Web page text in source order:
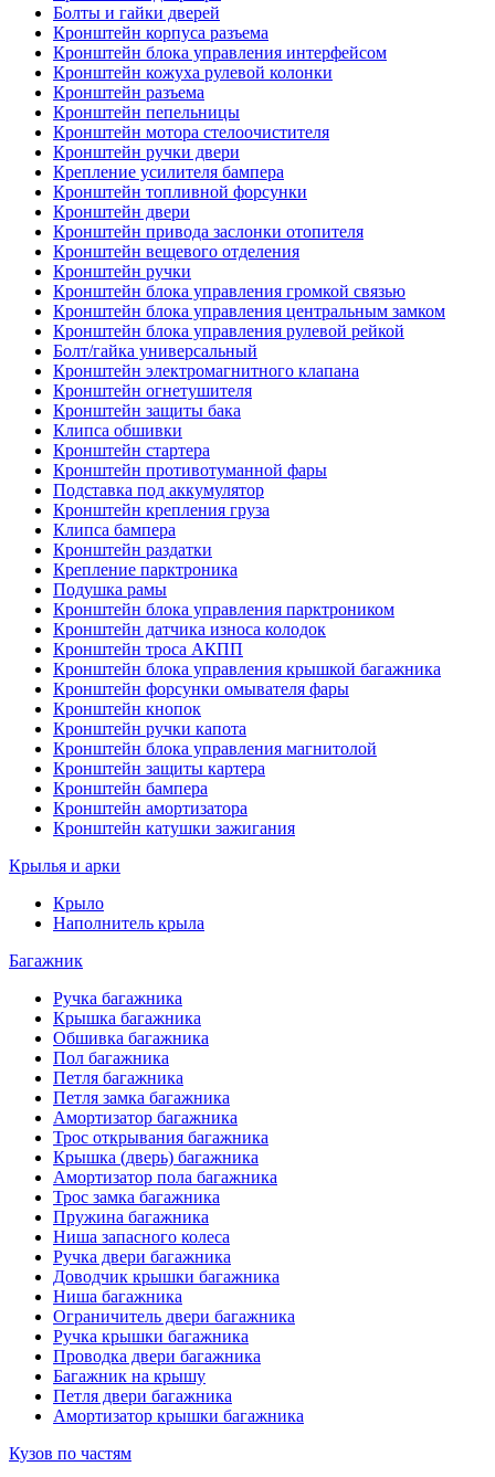
Болты и гайки дверей
Кронштейн корпуса разъема
Кронштейн блока управления интерфейсом
Кронштейн кожуха рулевой колонки
Кронштейн разъема
Кронштейн пепельницы
Кронштейн мотора стелоочистителя
Кронштейн ручки двери
Крепление усилителя бампера
Кронштейн топливной форсунки
Кронштейн двери
Кронштейн привода заслонки отопителя
Кронштейн вещевого отделения
Кронштейн ручки
Кронштейн блока управления громкой связью
Кронштейн блока управления центральным замком
Кронштейн блока управления рулевой рейкой
Болт/гайка универсальный
Кронштейн электромагнитного клапана
Кронштейн огнетушителя
Кронштейн защиты бака
Клипса обшивки
Кронштейн стартера
Кронштейн противотуманной фары
Подставка под аккумулятор
Кронштейн крепления груза
Клипса бампера
Кронштейн раздатки
Крепление парктроника
Подушка рамы
Кронштейн блока управления парктроником
Кронштейн датчика износа колодок
Кронштейн троса АКПП
Кронштейн блока управления крышкой багажника
Кронштейн форсунки омывателя фары
Кронштейн кнопок
Кронштейн ручки капота
Кронштейн блока управления магнитолой
Кронштейн защиты картера
Кронштейн бампера
Кронштейн амортизатора
Кронштейн катушки зажигания
Крылья и арки
Крыло
Наполнитель крыла
Багажник
Ручка багажника
Крышка багажника
Обшивка багажника
Пол багажника
Петля багажника
Петля замка багажника
Амортизатор багажника
Трос открывания багажника
Крышка (дверь) багажника
Амортизатор пола багажника
Трос замка багажника
Пружина багажника
Ниша запасного колеса
Ручка двери багажника
Доводчик крышки багажника
Ниша багажника
Ограничитель двери багажника
Ручка крышки багажника
Проводка двери багажника
Багажник на крышу
Петля двери багажника
Амортизатор крышки багажника
Кузов по частям